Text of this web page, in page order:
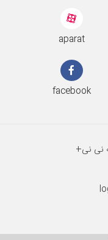
aparat
facebook
نی نی+